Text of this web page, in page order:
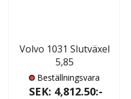
Volvo 1031 Slutväxel
5,85
Beställningsvara
SEK: 4,812.50:-